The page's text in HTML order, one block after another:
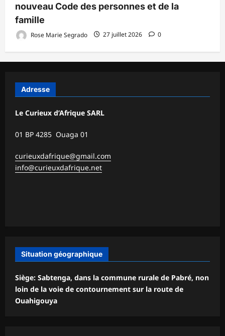
nouveau Code des personnes et de la
famille
Rose Marie Segrado 27 juillet 2026 0
Adresse
Le Curieux d’Afrique SARL
01 BP 4285 Ouaga 01
curieuxdafrique@gmail.com
info@curieuxdafrique.net
Situation géographique
Siège: Sabtenga, dans la commune rurale de Pabré, non
loin de la voie de contournement sur la route de
Ouahigouya